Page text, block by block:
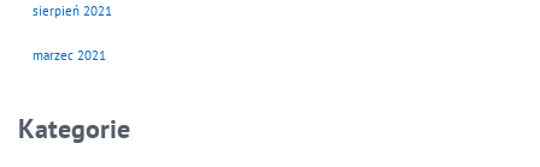
sierpień 2021
marzec 2021
Kategorie